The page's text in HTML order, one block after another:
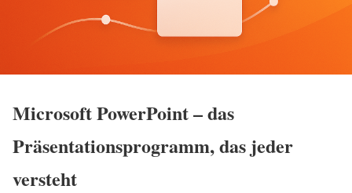
Microsoft PowerPoint – das
Präsentationsprogramm, das jeder
versteht